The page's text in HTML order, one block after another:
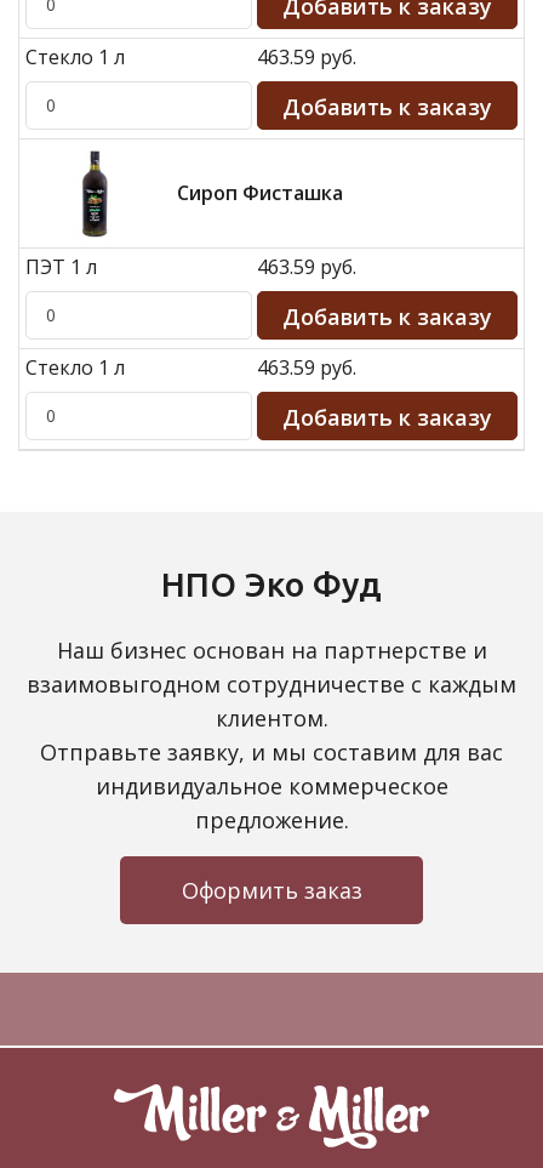
Стекло 1 л 463.59 руб.
Сироп Фисташка
ПЭТ 1 л 463.59 руб.
Стекло 1 л 463.59 руб.
НПО Эко Фуд
Наш бизнес основан на партнерстве и
взаимовыгодном сотрудничестве с каждым
клиентом.
Отправьте заявку, и мы составим для вас
индивидуальное коммерческое
предложение.
Оформить заказ